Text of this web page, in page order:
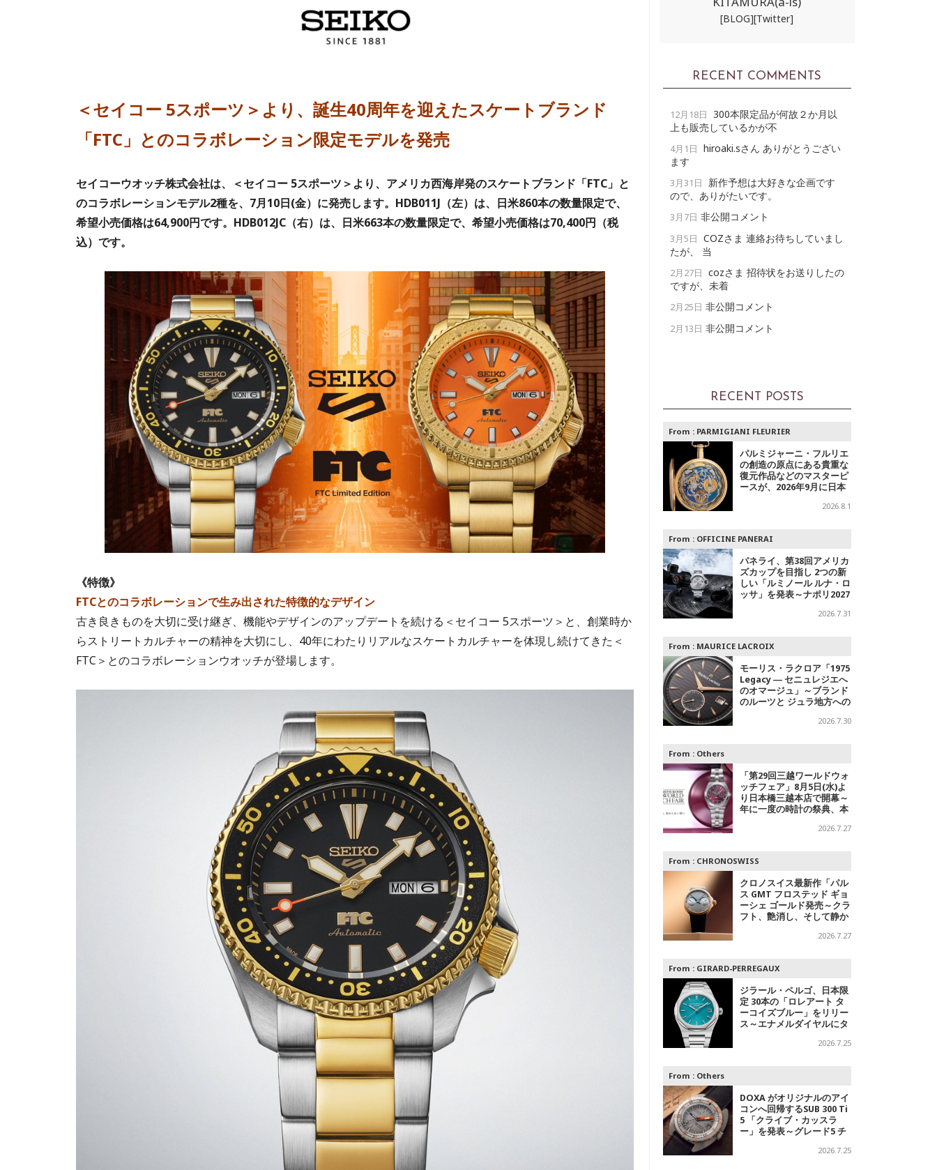
＜セイコー 5スポーツ＞より、誕生40周年を迎えたスケートブランド
「FTC」とのコラボレーション限定モデルを発売
セイコーウオッチ株式会社は、＜セイコー 5スポーツ＞より、アメリカ西海岸発のスケートブランド「FTC」と
のコラボレーションモデル2種を、7月10日(金）に発売します。HDB011J（左）は、日米860本の数量限定で、
希望小売価格は64,900円です。HDB012JC（右）は、日米663本の数量限定で、希望小売価格は70,400円（税
込）です。
《特徴》
FTCとのコラボレーションで生み出された特徴的なデザイン
古き良きものを大切に受け継ぎ、機能やデザインのアップデートを続ける＜セイコー 5スポーツ＞と、創業時か
らストリートカルチャーの精神を大切にし、40年にわたりリアルなスケートカルチャーを体現し続けてきた＜
FTC＞とのコラボレーションウオッチが登場します。
[BLOG][Twitter]
RECENT COMMENTS
12月18日 300本限定品が何故２か月以
上も販売しているかが不
4月1日 hiroaki.sさん ありがとうござい
ます
3月31日
新作予想は大好きな企画です
ので、ありがたいです。
3月7日 非公開コメント
3月5日 COZさま 連絡お待ちしていまし
たが、 当
2月27日 cozさま 招待状をお送りしたの
ですが、未着
2月25日 非公開コメント
2月13日 非公開コメント
RECENT POSTS
From : PARMIGIANI FLEURIER
パルミジャーニ・フルリエ
の創造の原点にある貴重な
復元作品などのマスターピ
ースが、2026年9月に日本
2026.8.1
From : OFFICINE PANERAI
パネライ、第38回アメリカ
ズカップを目指し 2つの新
しい「ルミノール ルナ・ロ
ッサ」を発表～ナポリ2027
2026.7.31
From : MAURICE LACROIX
モーリス・ラクロア「1975
Legacy ― セニュレジエへ
のオマージュ」～ブランド
のルーツと ジュラ地方への
2026.7.30
From : Others
「第29回三越ワールドウォ
ッチフェア」8月5日(水)よ
り日本橋三越本店で開幕～
年に一度の時計の祭典、本
ャルエキシビジョンも2026.7.27
From : CHRONOSWISS
クロノスイス最新作「パル
ス GMT フロステッド ギョ
ーシェ ゴールド発売～クラ
フト、艶消し、そして静か
2026.7.27
From : GIRARD-PERREGAUX
ジラール・ペルゴ、日本限
定 30本の「ロレアート タ
ーコイズブルー」をリリー
ス～エナメルダイヤルにタ
2026.7.25
From : Others
DOXA がオリジナルのアイ
コンへ回帰するSUB 300 Ti
5 「クライブ・カッスラ
ー」を発表～グレード5 チ
伝説へのオマージュ2026.7.25